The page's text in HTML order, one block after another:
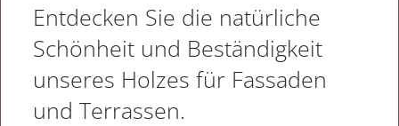
Entdecken Sie die natürliche
Schönheit und Beständigkeit
unseres Holzes für Fassaden
und Terrassen.